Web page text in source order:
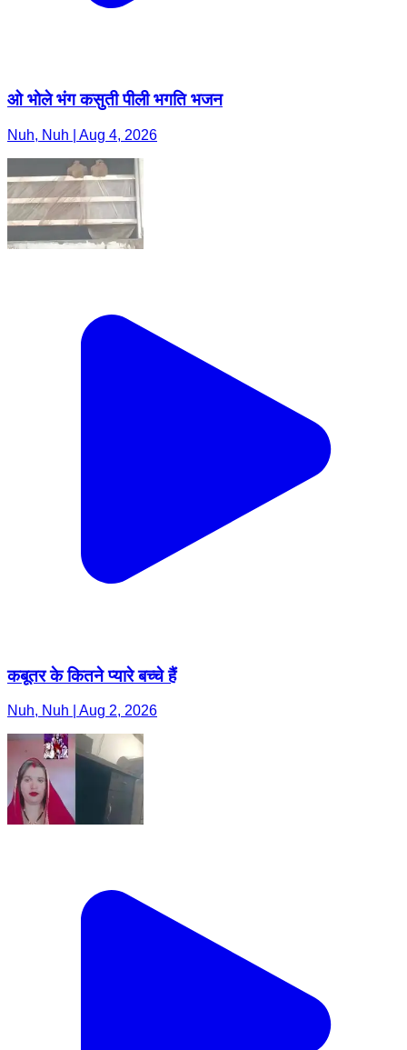
ओ भोले भंग कसुती पीली भगति भजन
Nuh, Nuh | Aug 4, 2026
कबूतर के कितने प्यारे बच्चे हैं
Nuh, Nuh | Aug 2, 2026